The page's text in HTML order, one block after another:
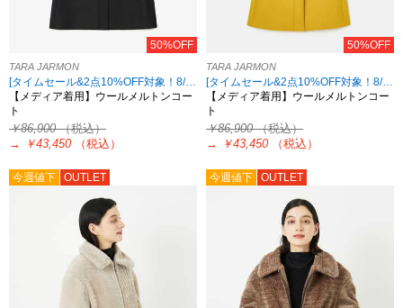
50%OFF
TARA JARMON
[タイムセール&2点10%OFF対象！8/17 8:59まで アウトレット限定]
【メディア着用】ウールメルトンコー
ト
￥86,900（税込）
→
￥43,450 （税込）
50%OFF
TARA JARMON
[タイムセール&2点10%OFF対象！8/17 8:59まで アウトレット限定]
【メディア着用】ウールメルトンコー
ト
￥86,900（税込）
→
￥43,450 （税込）
今週値下 OUTLET 今週値下 OUTLET